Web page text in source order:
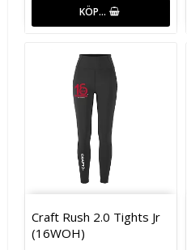
KÖP…
Craft Rush 2.0 Tights Jr
(16WOH)